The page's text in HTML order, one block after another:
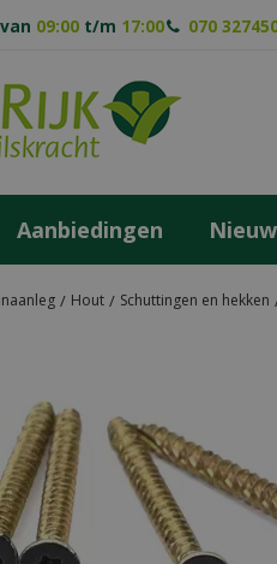
Hout Schuttingen en hekken
09:00 t/m 17:00 070
Aanbiedingen